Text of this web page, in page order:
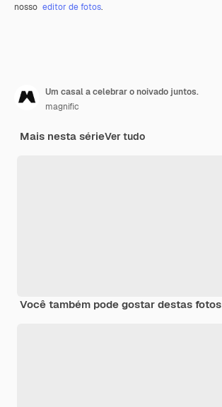
nosso editor de fotos.
Um casal a celebrar o noivado juntos.
magnific
Mais nesta sérieVer tudo
Você também pode gostar destas fotos